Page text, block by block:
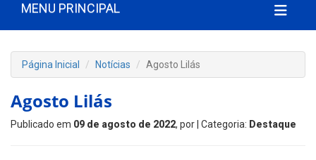
MENU PRINCIPAL
Página Inicial Notícias Agosto Lilás
Agosto Lilás
Publicado em 09 de agosto de 2022, por | Categoria: Destaque